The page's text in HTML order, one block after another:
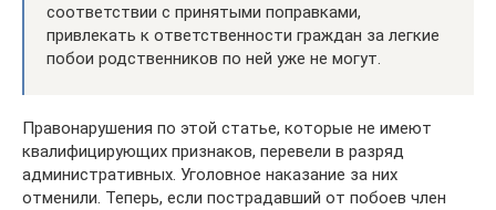
соответствии с принятыми поправками,
привлекать к ответственности граждан за легкие
побои родственников по ней уже не могут.
Правонарушения по этой статье, которые не имеют
квалифицирующих признаков, перевели в разряд
административных. Уголовное наказание за них
отменили. Теперь, если пострадавший от побоев член